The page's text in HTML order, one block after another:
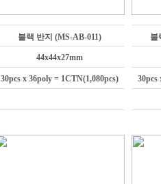
블랙 반지 (MS-AB-011)
44x44x27mm
30pcs x 36poly = 1CTN(1,080pcs)
블
30pcs